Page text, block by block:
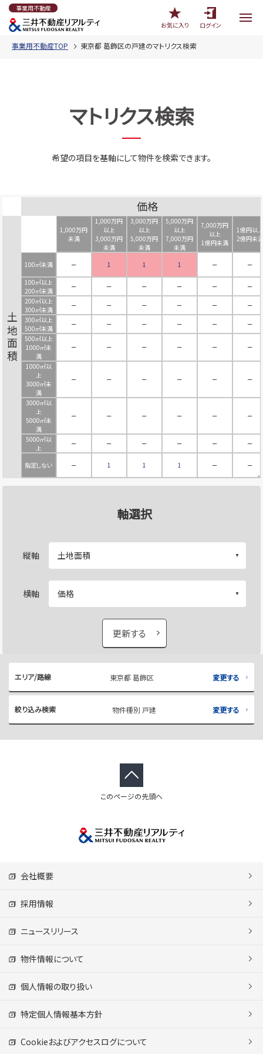
事業用不動産
お気に入り
ログイン
事業用不動産TOP 東京都 葛飾区の戸建のマトリクス検索
マトリクス検索
希望の項目を基軸にして物件を検索できます。
価格
土地面積
1,000万円
未満
1,000万円
以上
3,000万円
未満
3,000万円
以上
5,000万円
未満
5,000万円
以上
7,000万円
未満
7,000万円
以上
1億円未満
1億円以上
2億円未満
100㎡未満 － 1 1 1 －
－
100㎡以上
200㎡未満
－ － － － －
－
200㎡以上
300㎡未満
－ － － － －
－
300㎡以上
500㎡未満
－ － － － －
－
500㎡以上
1000㎡未
満
－ － － － － －
1000㎡以
上
3000㎡未
満
－ － － － － －
3000㎡以
上
5000㎡未
満
－ － － － － －
5000㎡以
上
－ － － － － －
指定しない － 1 1 1 － －
軸選択
縦軸
横軸
更新する
エリア/路線 東京都 葛飾区 変更する
絞り込み検索 物件種別 戸建 変更する
このページの先頭へ
会社概要
採用情報
ニュースリリース
物件情報について
個人情報の取り扱い
特定個人情報基本方針
Cookieおよびアクセスログについて